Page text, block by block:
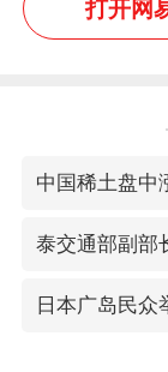
打开网
中国稀土盘中